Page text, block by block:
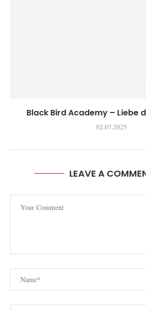
Black Bird Academy – Liebe
02.07.2025
LEAVE A